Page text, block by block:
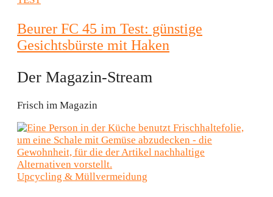
Beurer FC 45 im Test: günstige
Gesichtsbürste mit Haken
Der Magazin-Stream
Frisch im Magazin
Upcycling & Müllvermeidung